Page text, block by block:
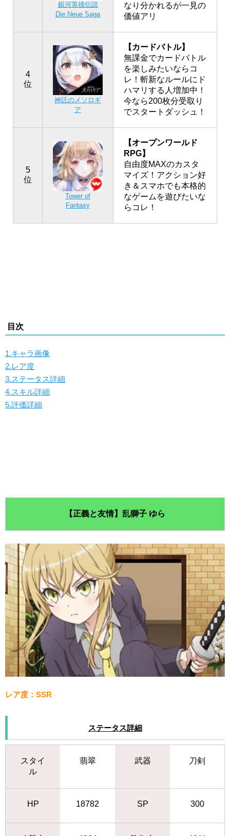
銀河英雄伝説
Die Neue Saga
なり分かれるが一見の
価値アリ
4
位
神託のメソロギ
ア
【カードバトル】
無課金でカードバトル
を楽しみたいならコ
レ！斬新なルールにド
ハマリする人増加中！
今なら200枚分受取り
でスタートダッシュ！
5
位
Tower of
Fantasy
【オープンワールド
RPG】
自由度MAXのカスタ
マイズ！アクション好
き＆スマホでも本格的
なゲームを遊びたいな
らコレ！
目次
1.キャラ画像
2.レア度
3.ステータス詳細
4.スキル詳細
5.評価詳細
【正義と友情】乱獅子 ゆら
レア度：SSR
ステータス詳細
スタイ
ル
翡翠 武器 刀剣
HP 18782 SP 300